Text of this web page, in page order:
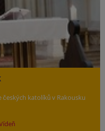
katolíků v Rakousku